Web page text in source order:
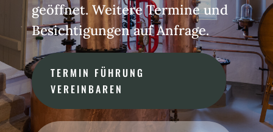
geöffnet. Weitere Termine und
Besichtigungen auf Anfrage.
TERMIN FÜHRUNG
VEREINBAREN